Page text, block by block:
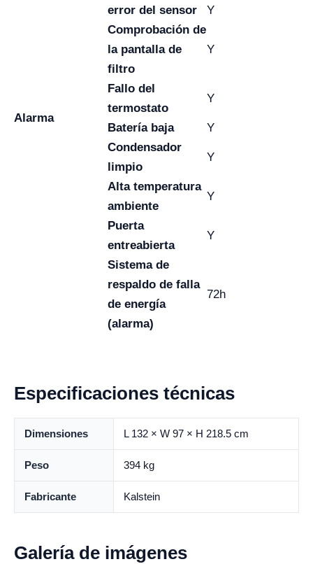
Alarma
error del sensor
Y
Comprobación de
la pantalla de
filtro
Y
Fallo del
termostato
Y
Batería baja
Y
Condensador
limpio
Y
Alta temperatura
ambiente
Y
Puerta
entreabierta
Y
Sistema de
respaldo de falla
de energía
(alarma)
72h
Especificaciones técnicas
Dimensiones L 132 × W 97 × H 218.5 cm
Peso 394 kg
Fabricante Kalstein
Galería de imágenes